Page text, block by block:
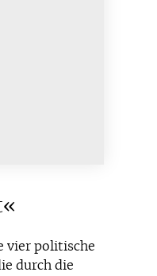
vier politische
durch die